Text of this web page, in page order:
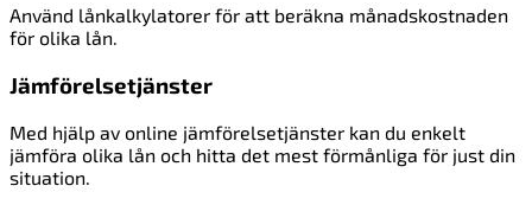
Använd lånkalkylatorer för att beräkna månadskostnaden
för olika lån.
Jämförelsetjänster
Med hjälp av online jämförelsetjänster kan du enkelt
jämföra olika lån och hitta det mest förmånliga för just din
situation.